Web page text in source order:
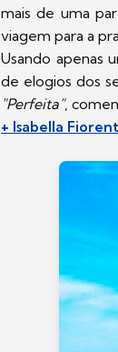
mais de uma
viagem para a
Usando apenas
de elogios dos
"Perfeita",
+ Isabella